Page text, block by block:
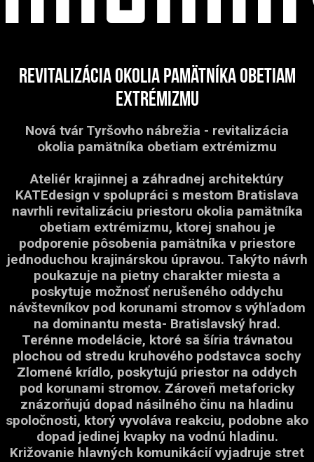
Revitalizácia okolia Pamätníka obetiam
extrémizmu
Nová tvár Tyršovho nábrežia - revitalizácia
okolia pamätníka obetiam extrémizmu
Ateliér krajinnej a záhradnej architektúry
KATEdesign v spolupráci s mestom Bratislava
navrhli revitalizáciu priestoru okolia pamätníka
obetiam extrémizmu, ktorej snahou je
podporenie pôsobenia pamätníka v priestore
jednoduchou krajinárskou úpravou. Takýto návrh
poukazuje na pietny charakter miesta a
poskytuje možnosť nerušeného oddychu
návštevníkov pod korunami stromov s výhľadom
na dominantu mesta- Bratislavský hrad.
Terénne modelácie, ktoré sa šíria trávnatou
plochou od stredu kruhového podstavca sochy
Zlomené krídlo, poskytujú priestor na oddych
pod korunami stromov. Zároveň metaforicky
znázorňujú dopad násilného činu na hladinu
spoločnosti, ktorý vyvoláva reakciu, podobne ako
dopad jedinej kvapky na vodnú hladinu.
Križovanie hlavných komunikácií vyjadruje stret